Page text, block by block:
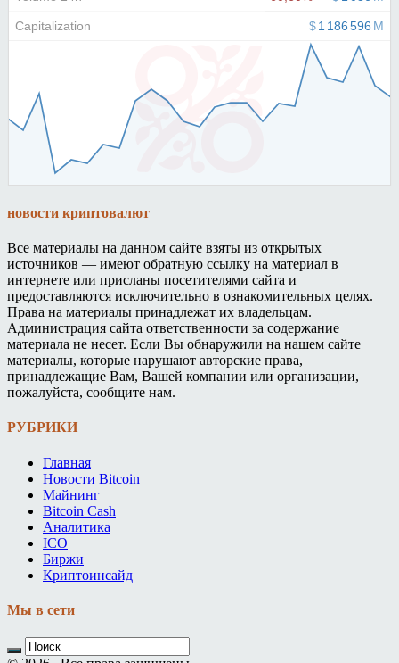
новости криптовалют
Все материалы на данном сайте взяты из открытых
источников — имеют обратную ссылку на материал в
интернете или присланы посетителями сайта и
предоставляются исключительно в ознакомительных целях.
Права на материалы принадлежат их владельцам.
Администрация сайта ответственности за содержание
материала не несет. Если Вы обнаружили на нашем сайте
материалы, которые нарушают авторские права,
принадлежащие Вам, Вашей компании или организации,
пожалуйста, сообщите нам.
РУБРИКИ
Главная
Новости Bitcoin
Майнинг
Bitcoin Cash
Аналитика
ICO
Биржи
Криптоинсайд
Мы в сети